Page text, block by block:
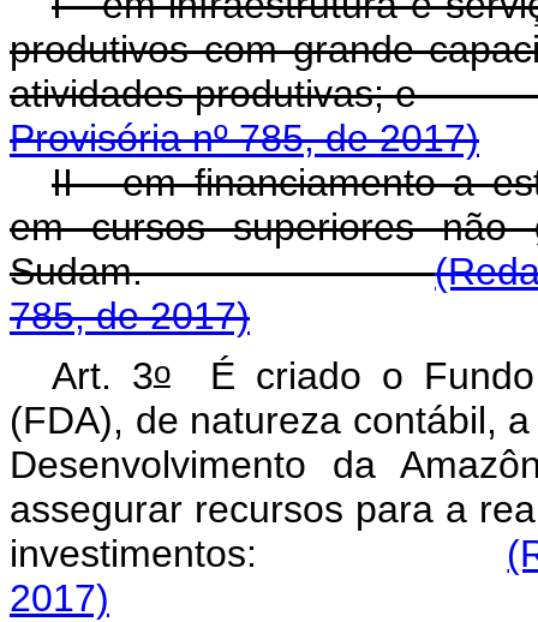
produtivos com grande
atividades
Provisória nº 785, de 2017)
II - em financiamento a
em cursos superiores
Sudam.
785, de 2017)
Art. 3oÉ criado o Fundo
(FDA), de natureza contábil,
Desenvolvimento da
assegurar recursos para a
investimentos:
2017)